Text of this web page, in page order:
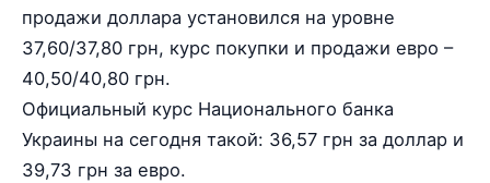
продажи доллара установился на уровне
37,60/37,80 грн, курс покупки и продажи евро –
40,50/40,80 грн.
Официальный курс Национального банка
Украины на сегодня такой: 36,57 грн за доллар и
39,73 грн за евро.